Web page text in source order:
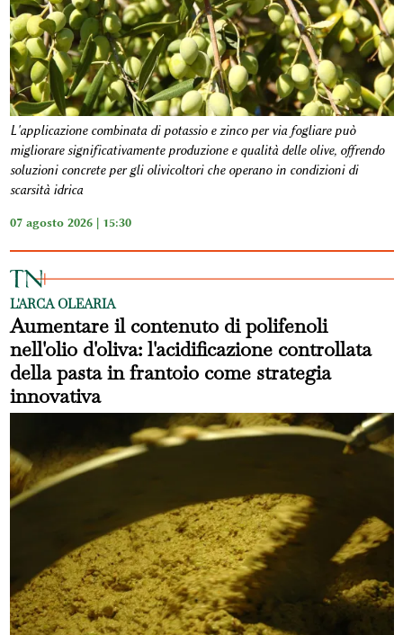
L'applicazione combinata di potassio e zinco per via fogliare può
migliorare significativamente produzione e qualità delle olive, offrendo
soluzioni concrete per gli olivicoltori che operano in condizioni di
scarsità idrica
07 agosto 2026 | 15:30
L'ARCA OLEARIA
Aumentare il contenuto di polifenoli
nell'olio d'oliva: l'acidificazione controllata
della pasta in frantoio come strategia
innovativa